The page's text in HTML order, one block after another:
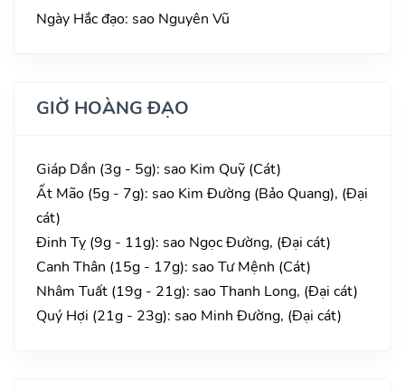
Ngày Hắc đạo: sao Nguyên Vũ
GIỜ HOÀNG ĐẠO
Giáp Dần (3g - 5g): sao Kim Quỹ (Cát)
Ất Mão (5g - 7g): sao Kim Đường (Bảo Quang), (Đại
cát)
Đinh Tỵ (9g - 11g): sao Ngọc Đường, (Đại cát)
Canh Thân (15g - 17g): sao Tư Mệnh (Cát)
Nhâm Tuất (19g - 21g): sao Thanh Long, (Đại cát)
Quý Hợi (21g - 23g): sao Minh Đường, (Đại cát)